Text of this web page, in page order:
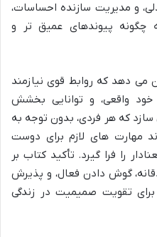
و مدیریت سازنده احساسات،
چگونه پیوندهای عمیق تر و
دهد که روابط قوی نیازمند
خود واقعی، و توانایی بخشش
که هر فردی، بدون توجه به
مهارت های لازم برای دوست
را فرا گیرد. تأکید کتاب بر
گوش دادن فعال، و پذیرش
برای تقویت صمیمیت در زندگی